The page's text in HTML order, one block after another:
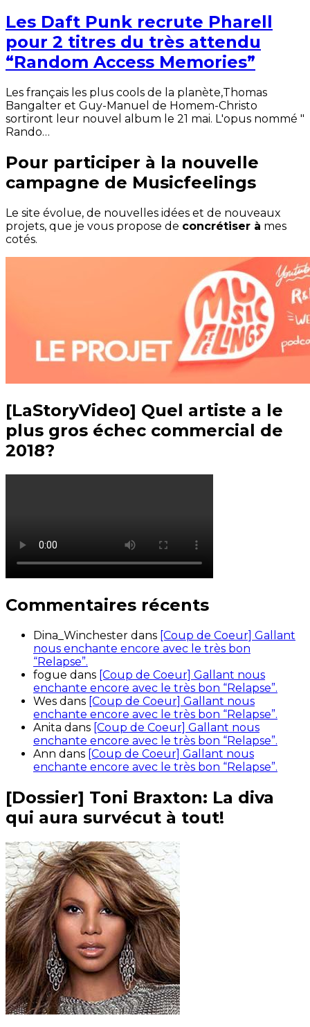
Les Daft Punk recrute Pharell
pour 2 titres du très attendu
“Random Access Memories”
Les français les plus cools de la planète,Thomas
Bangalter et Guy-Manuel de Homem-Christo
sortiront leur nouvel album le 21 mai. L'opus nommé "
Rando…
Pour participer à la nouvelle
campagne de Musicfeelings
Le site évolue, de nouvelles idées et de nouveaux
projets, que je vous propose de concrétiser à mes
cotés.
[LaStoryVideo] Quel artiste a le
plus gros échec commercial de
2018?
Commentaires récents
Dina_Winchester dans [Coup de Coeur] Gallant
nous enchante encore avec le très bon
“Relapse”.
fogue dans [Coup de Coeur] Gallant nous
enchante encore avec le très bon “Relapse”.
Wes dans [Coup de Coeur] Gallant nous
enchante encore avec le très bon “Relapse”.
Anita dans [Coup de Coeur] Gallant nous
enchante encore avec le très bon “Relapse”.
Ann dans [Coup de Coeur] Gallant nous
enchante encore avec le très bon “Relapse”.
[Dossier] Toni Braxton: La diva
qui aura survécut à tout!